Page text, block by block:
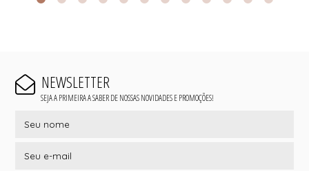
NEWSLETTER
SEJA A PRIMEIRA A SABER DE NOSSAS NOVIDADES E PROMOÇÕES!